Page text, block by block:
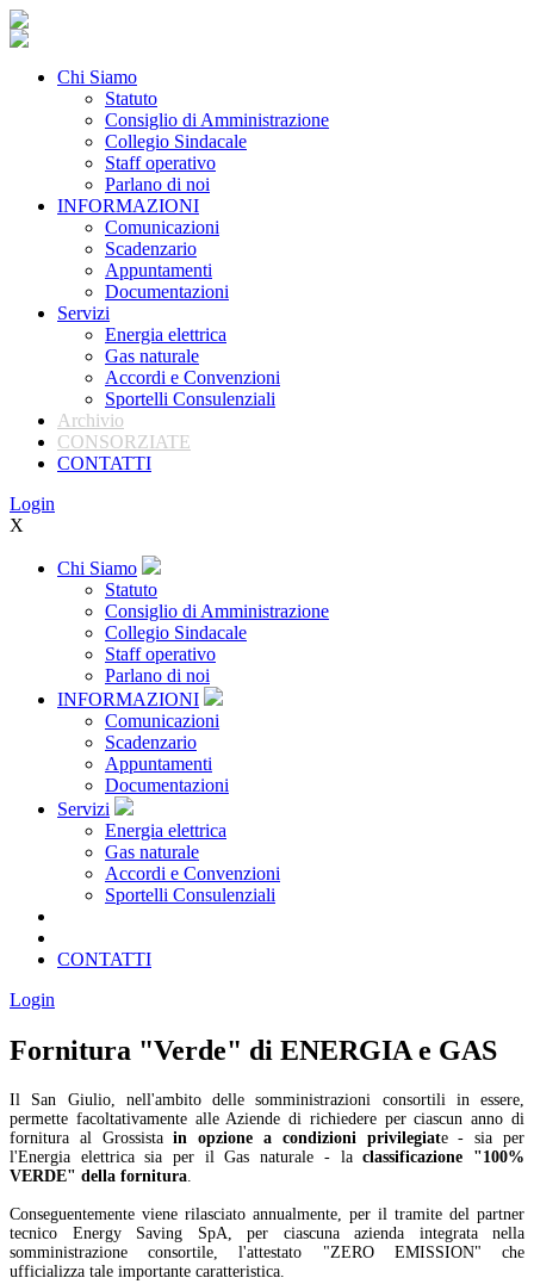
Chi Siamo
Statuto
Consiglio di Amministrazione
Collegio Sindacale
Staff operativo
Parlano di noi
INFORMAZIONI
Comunicazioni
Scadenzario
Appuntamenti
Documentazioni
Servizi
Energia elettrica
Gas naturale
Accordi e Convenzioni
Sportelli Consulenziali
Archivio
CONSORZIATE
CONTATTI
Login
X
Chi Siamo
Statuto
Consiglio di Amministrazione
Collegio Sindacale
Staff operativo
Parlano di noi
INFORMAZIONI
Comunicazioni
Scadenzario
Appuntamenti
Documentazioni
Servizi
Energia elettrica
Gas naturale
Accordi e Convenzioni
Sportelli Consulenziali
CONTATTI
Login
Fornitura "Verde" di ENERGIA e GAS
Il San Giulio, nell'ambito delle somministrazioni consortili in essere,
permette facoltativamente alle Aziende di richiedere per ciascun anno di
fornitura al Grossistain opzione a condizioni privilegiate - sia per
l'Energia elettrica sia per il Gas naturale - laclassificazione "100%
VERDE" della fornitura
Conseguentemente viene rilasciato annualmente, per il tramite del partner
tecnico Energy Saving SpA, per ciascuna azienda integrata nella
somministrazione consortile, l'attestato "ZERO EMISSION" che
ufficializza tale importante caratteristica.